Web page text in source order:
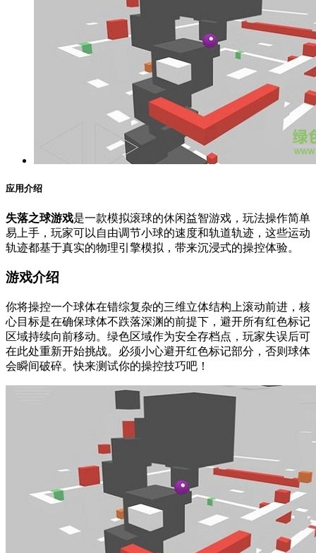
应用介绍
失落之球游戏是一款模拟滚球的休闲益智游戏，玩法操作简单
易上手，玩家可以自由调节小球的速度和轨道轨迹，这些运动
轨迹都基于真实的物理引擎模拟，带来沉浸式的操控体验。
游戏介绍
你将操控一个球体在错综复杂的三维立体结构上滚动前进，核
心目标是在确保球体不跌落深渊的前提下，避开所有红色标记
区域持续向前移动。绿色区域作为安全存档点，玩家失误后可
在此处重新开始挑战。必须小心避开红色标记部分，否则球体
会瞬间破碎。快来测试你的操控技巧吧！